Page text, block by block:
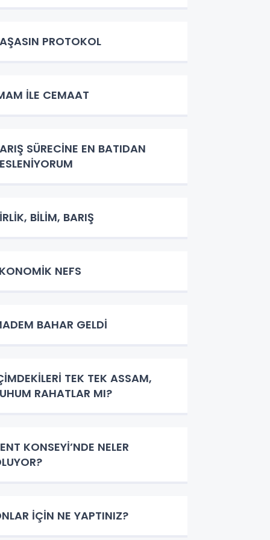
PROTOKOL
İLE CEMAAT
SÜRECİNE EN BATIDAN
BİLİM, BARIŞ
NEFS
BAHAR GELDİ
TEK TEK ASSAM,
RAHATLAR MI?
KONSEYİ’NDE NELER
İÇİN NE YAPTINIZ?